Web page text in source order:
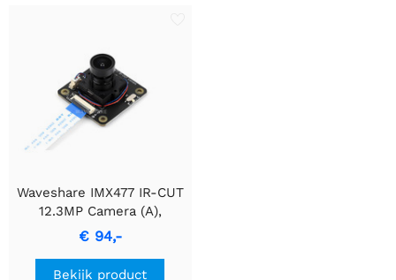
Waveshare IMX477 IR-CUT
12.3MP Camera (A),
geschikt voor Raspberry Pi
/ Jetson Nano / RDK
Series
€ 94,-
Bekijk product